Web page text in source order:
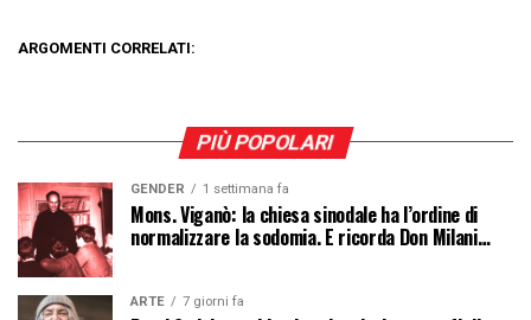
ARGOMENTI CORRELATI:
PIÙ POPOLARI
GENDER 1 settimana fa
Mons. Viganò: la chiesa sinodale ha l’ordine di
normalizzare la sodomia. E ricorda Don Milani…
ARTE 7 giorni fa